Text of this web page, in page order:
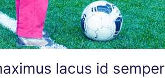
lacus id semper